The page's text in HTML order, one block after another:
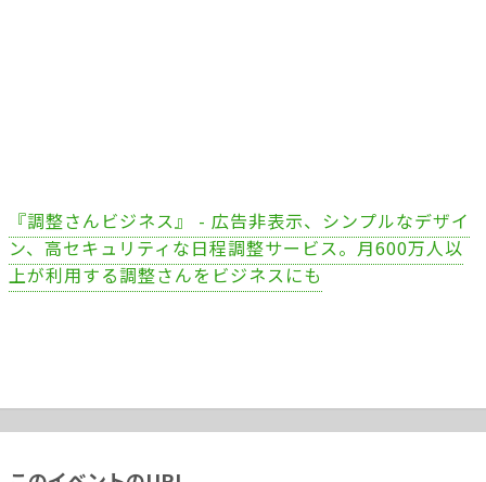
『調整さんビジネス』 - 広告非表示、シンプルなデザイ
ン、高セキュリティな日程調整サービス。月600万人以
上が利用する調整さんをビジネスにも